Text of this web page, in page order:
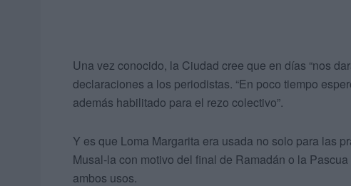
Una vez conocido, la Ciudad cree que en días “nos
declaraciones a los periodistas. “En poco tiempo
además habilitado para el rezo colectivo”.
Y es que Loma Margarita era usada no solo para las
Musal-la con motivo del final de Ramadán o la
ambos usos.